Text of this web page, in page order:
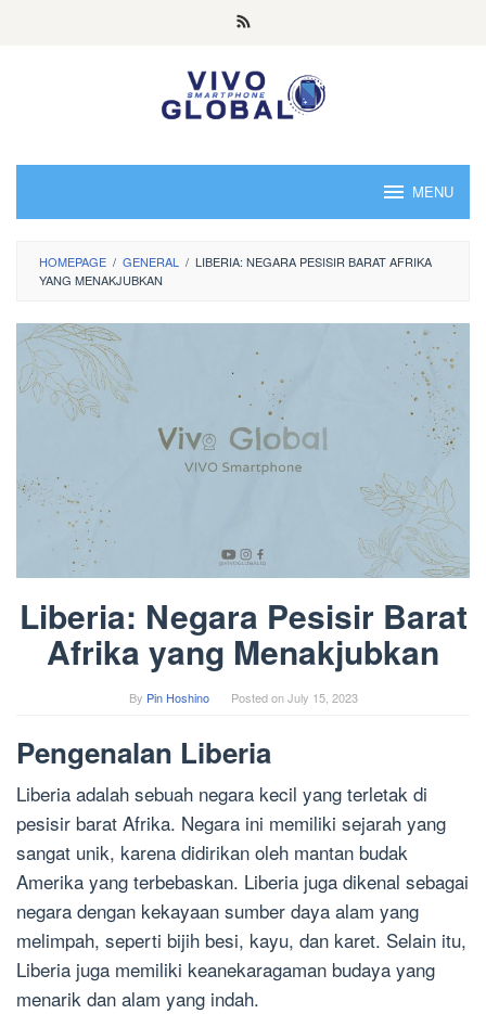
MENU
HOMEPAGE / GENERAL / LIBERIA: NEGARA PESISIR BARAT AFRIKA
YANG MENAKJUBKAN
Liberia: Negara Pesisir Barat
Afrika yang Menakjubkan
By Pin Hoshino Posted onJuly 15, 2023
Pengenalan Liberia
Liberia adalah sebuah negara kecil yang terletak di
pesisir barat Afrika. Negara ini memiliki sejarah yang
sangat unik, karena didirikan oleh mantan budak
Amerika yang terbebaskan. Liberia juga dikenal sebagai
negara dengan kekayaan sumber daya alam yang
melimpah, seperti bijih besi, kayu, dan karet. Selain itu,
Liberia juga memiliki keanekaragaman budaya yang
menarik dan alam yang indah.